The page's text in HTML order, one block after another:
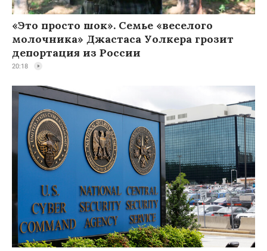
«Это просто шок». Семье «веселого
молочника» Джастаса Уолкера грозит
депортация из России
20:18